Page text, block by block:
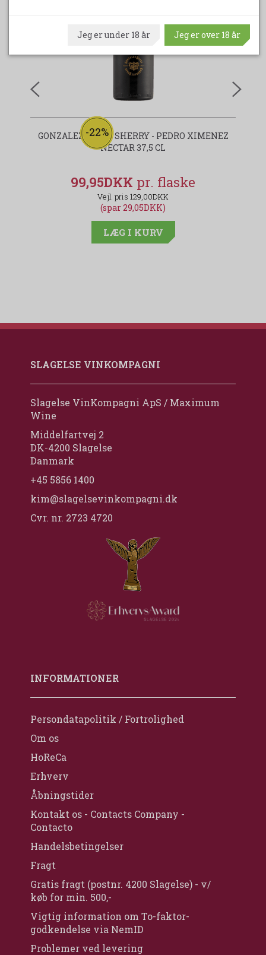
-22%
GONZALEZ BYASS SHERRY - PEDRO XIMENEZ
NECTAR 37,5 CL
99,95DKK
129,00DKK
(spar 29,05DKK)
LÆG I KURV
SLAGELSE VINKOMPAGNI
Slagelse VinKompagni ApS / Maximum
Wine
Middelfartvej 2
DK-4200 Slagelse
Danmark
+45 5856 1400
kim@slagelsevinkompagni.dk
Cvr. nr. 2723 4720
INFORMATIONER
Persondatapolitik / Fortrolighed
Om os
HoReCa
Erhverv
Åbningstider
Kontakt os - Contacts Company -
Contacto
Handelsbetingelser
Fragt
Gratis fragt (postnr. 4200 Slagelse) - v/
køb for min. 500,-
Vigtig information om To-faktor-
godkendelse via NemID
Problemer ved levering
Jeg er under 18 år Jeg er over 18 år